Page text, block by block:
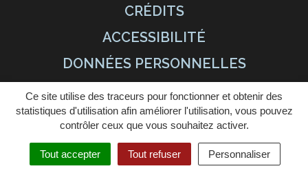
Ce site utilise des traceurs pour fonctionner et obtenir des
statistiques d'utilisation afin améliorer l'utilisation, vous pouvez
contrôler ceux que vous souhaitez activer.
Tout accepter Tout refuser Personnaliser
CRÉDITS
ACCESSIBILITÉ
DONNÉES PERSONNELLES